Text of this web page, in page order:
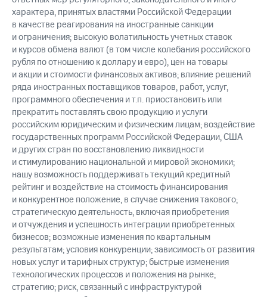
характера, принятых властями Российской Федерации
в качестве реагирования на иностранные санкции
и ограничения; высокую волатильность учетных ставок
и курсов обмена валют (в том числе колебания российского
рубля по отношению к доллару и евро), цен на товары
и акции и стоимости финансовых активов; влияние решений
ряда иностранных поставщиков товаров, работ, услуг,
программного обеспечения и т.п. приостановить или
прекратить поставлять свою продукцию и услуги
российским юридическим и физическим лицам; воздействие
государственных программ Российской Федерации, США
и других стран по восстановлению ликвидности
и стимулированию национальной и мировой экономики;
нашу возможность поддерживать текущий кредитный
рейтинг и воздействие на стоимость финансирования
и конкурентное положение, в случае снижения такового;
стратегическую деятельность, включая приобретения
и отчуждения и успешность интеграции приобретенных
бизнесов; возможные изменения по квартальным
результатам; условия конкуренции; зависимость от развития
новых услуг и тарифных структур; быстрые изменения
технологических процессов и положения на рынке;
стратегию; риск, связанный с инфраструктурой